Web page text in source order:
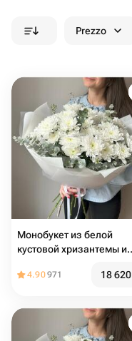
Prezzo
Монобукет из белой
кустовой хризантемы и
4.90971 18 620